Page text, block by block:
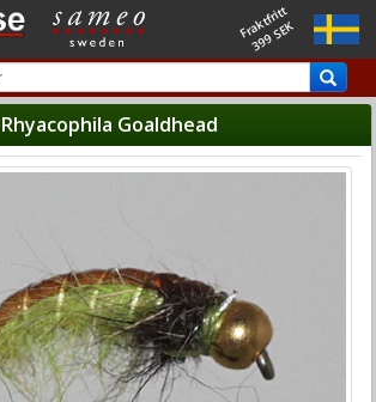
Fraktfritt
399 SEK
Goaldhead